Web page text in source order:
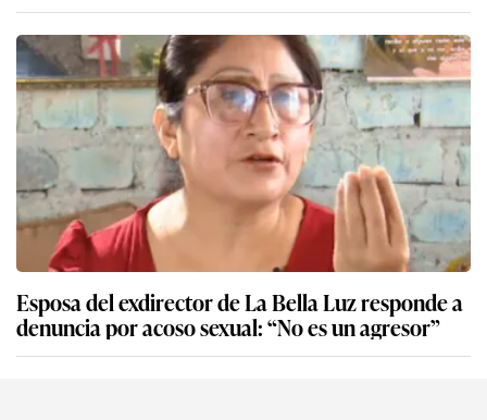
Esposa del exdirector de La Bella Luz responde a
denuncia por acoso sexual: “No es un agresor”